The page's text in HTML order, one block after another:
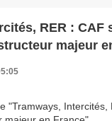
RER : CAF
majeur